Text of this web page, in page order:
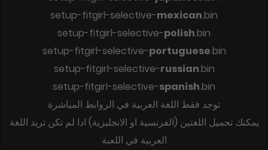
setup-fitgirl-selective-mexican.bin
setup-fitgirl-selective-polish.bin
setup-fitgirl-selective-portuguese.bin
setup-fitgirl-selective-russian.bin
setup-fitgirl-selective-spanish.bin
توجد فقط اللغة العربية في الروابط المباشرة
يمكنك تحميل اللغتين (الفرنسية او الانجليزية) ادا لم تكن تريد اللغة
العربية في اللعبة